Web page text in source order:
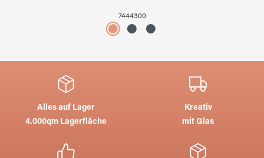
7444300
Alles auf Lager
4.000qm Lagerfläche
Kreativ
mit Glas